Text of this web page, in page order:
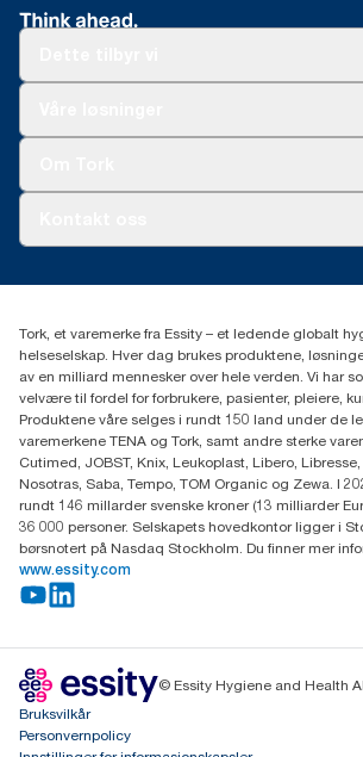
(+47) 22 70 62 00
Fredrik Selmers vei 6
0603 OSLO
Tork, et varemerke fra Essity – et ledende globalt
helseselskap. Hver dag brukes produktene,
av en milliard mennesker over hele verden. Vi har
velvære til fordel for forbrukere, pasienter, pleiere,
Produktene våre selges i rundt 150 land under de
varemerkene TENA og Tork, samt andre sterke
Cutimed, JOBST, Knix, Leukoplast, Libero,
Nosotras, Saba, Tempo, TOM Organic og Zewa. I
rundt 146 millarder svenske kroner (13 milliarder
36 000 personer. Selskapets hovedkontor ligger i
børsnotert på Nasdaq Stockholm. Du finner mer
www.essity.com
© Essity Hygiene and Health
Bruksvilkår
Personvernpolicy